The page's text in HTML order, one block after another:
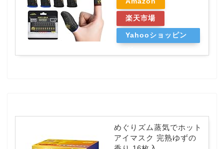
楽天市場
Yahooショッピン
めぐりズム蒸気でホット
アイマスク 完熟ゆずの